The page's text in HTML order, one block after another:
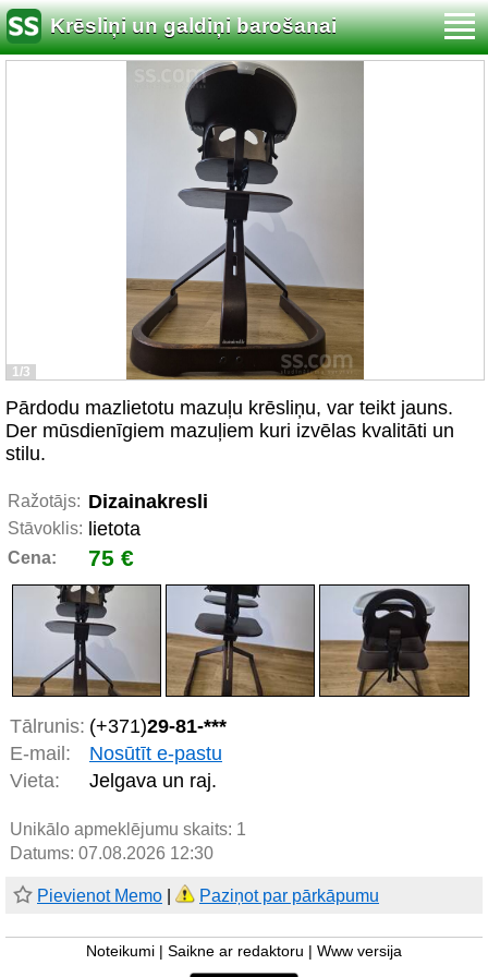
Krēsliņi un galdiņi barošanai
1/3
Pārdodu mazlietotu mazuļu krēsliņu, var teikt jauns.
Der mūsdienīgiem mazuļiem kuri izvēlas kvalitāti un
stilu.
Ražotājs: Dizainakresli
Stāvoklis: lietota
Cena: 75 €
Tālrunis: (+371)29-81-***
E-mail:
Nosūtīt e-pastu
Vieta:
Jelgava un raj.
Unikālo apmeklējumu skaits: 1
Datums: 07.08.2026 12:30
Pievienot Memo Paziņot par pārkāpumu
Noteikumi Saikne ar redaktoru Www versija